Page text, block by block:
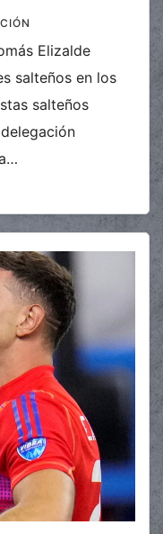
Elizalde
salteños en los
salteños